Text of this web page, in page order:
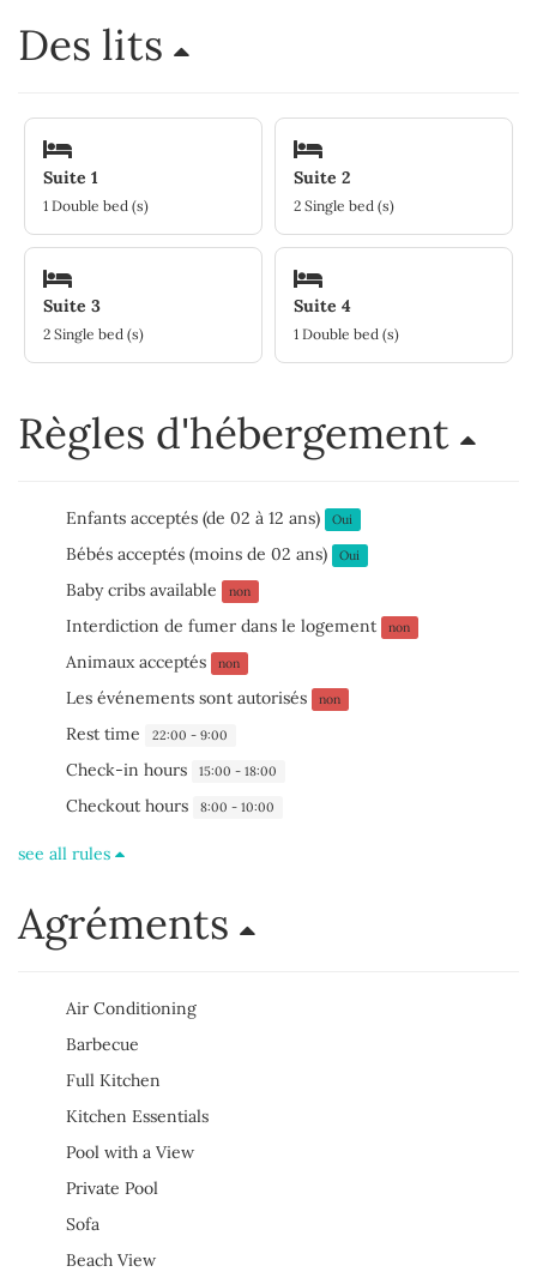
Des lits
Suite 1
1 Double bed (s)
Suite 2
2 Single bed (s)
Suite 3
2 Single bed (s)
Suite 4
1 Double bed (s)
Règles d'hébergement
Enfants acceptés (de 02 à 12 ans) Oui
Bébés acceptés (moins de 02 ans) Oui
Baby cribs available non
Interdiction de fumer dans le logement non
Animaux acceptés non
Les événements sont autorisés non
Rest time 22:00 - 9:00
Check-in hours 15:00 - 18:00
Checkout hours 8:00 - 10:00
see all rules
Agréments
Air Conditioning
Barbecue
Full Kitchen
Kitchen Essentials
Pool with a View
Private Pool
Sofa
Beach View